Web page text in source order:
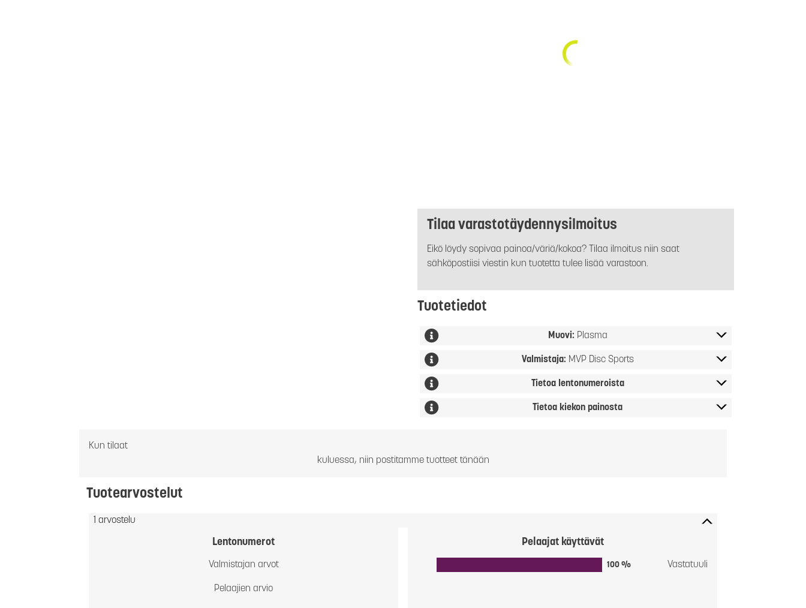
Tilaa varastotäydennysilmoitus
Eikö löydy sopivaa painoa/väriä/kokoa? Tilaa ilmoitus niin saat
sähköpostiisi viestin kun tuotetta tulee lisää varastoon.
Tuotetiedot
Muovi: Plasma
Valmistaja: MVP Disc Sports
Tietoa lentonumeroista
Tietoa kiekon painosta
Kun tilaat
kuluessa, niin postitamme tuotteet tänään
Tuotearvostelut
1 arvostelu
Lentonumerot
Valmistajan arvot
Pelaajien arvio
Pelaajat käyttävät
100 % Vastatuuli